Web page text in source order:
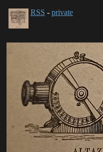
RSS - private